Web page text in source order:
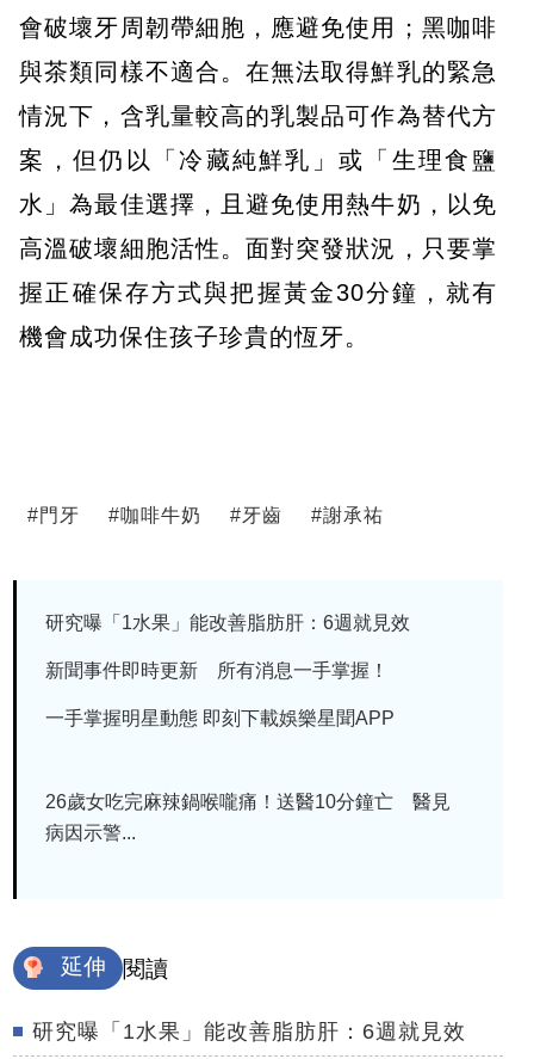
會破壞牙周韌帶細胞，應避免使用；黑咖啡
與茶類同樣不適合。在無法取得鮮乳的緊急
情況下，含乳量較高的乳製品可作為替代方
案，但仍以「冷藏純鮮乳」或「生理食鹽
水」為最佳選擇，且避免使用熱牛奶，以免
高溫破壞細胞活性。面對突發狀況，只要掌
握正確保存方式與把握黃金30分鐘，就有
機會成功保住孩子珍貴的恆牙。
#門牙 #咖啡牛奶 #牙齒 #謝承祐
研究曝「1水果」能改善脂肪肝：6週就見效
新聞事件即時更新 所有消息一手掌握！
一手掌握明星動態 即刻下載娛樂星聞APP
26歲女吃完麻辣鍋喉嚨痛！送醫10分鐘亡 醫見
病因示警...
延伸 閱讀
研究曝「1水果」能改善脂肪肝：6週就見效